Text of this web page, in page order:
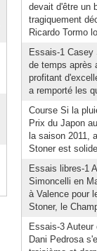
devait d'être un
tragiquement
Ricardo Tormo
Essais-1 Casey
de temps après
profitant
a remporté les
Course Si la
Prix du Japon
la saison 2011,
Stoner est
Essais libres-1
Simoncelli en
à Valence pour
Stoner, le
Essais-3
Dani Pedrosa